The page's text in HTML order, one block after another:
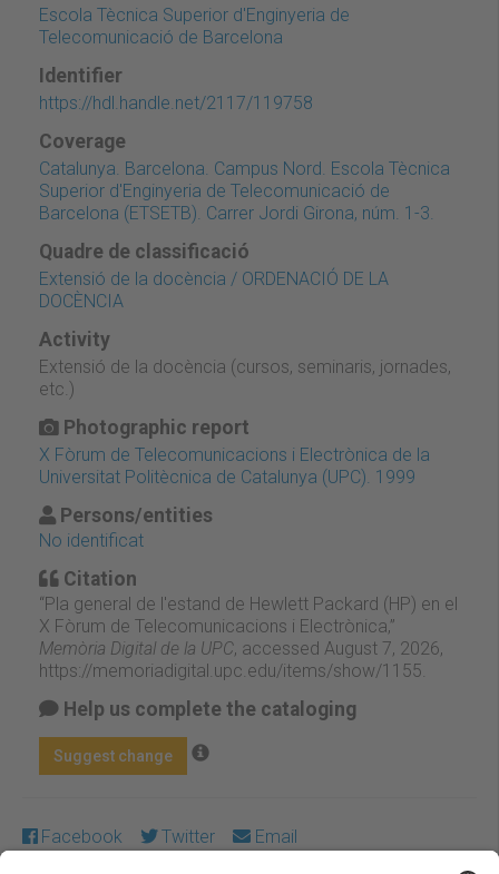
Escola Tècnica Superior d'Enginyeria de
Telecomunicació de Barcelona
Identifier
https://hdl.handle.net/2117/119758
Coverage
Catalunya. Barcelona. Campus Nord. Escola Tècnica
Superior d'Enginyeria de Telecomunicació de
Barcelona (ETSETB). Carrer Jordi Girona, núm. 1-3.
Quadre de classificació
Extensió de la docència / ORDENACIÓ DE LA
DOCÈNCIA
Activity
Extensió de la docència (cursos, seminaris, jornades,
etc.)
Photographic report
X Fòrum de Telecomunicacions i Electrònica de la
Universitat Politècnica de Catalunya (UPC). 1999
Persons/entities
No identificat
Citation
“Pla general de l'estand de Hewlett Packard (HP) en el
X Fòrum de Telecomunicacions i Electrònica,”
Memòria Digital de la UPC, accessed August 7, 2026,
https://memoriadigital.upc.edu/items/show/1155
Help us complete the cataloging
Suggest change
Facebook Twitter Email